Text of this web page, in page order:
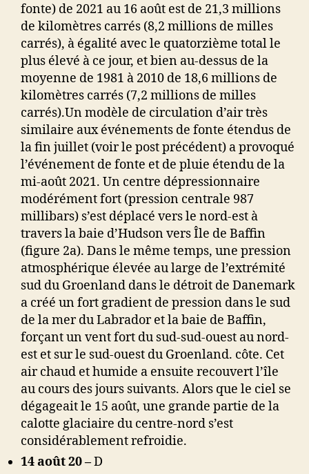
fonte) de 2021 au 16 août est de 21,3 millions
de kilomètres carrés (8,2 millions de milles
carrés), à égalité avec le quatorzième total le
plus élevé à ce jour, et bien au-dessus de la
moyenne de 1981 à 2010 de 18,6 millions de
kilomètres carrés (7,2 millions de milles
carrés).Un modèle de circulation d’air très
similaire aux événements de fonte étendus de
la fin juillet (voir le post précédent) a provoqué
l’événement de fonte et de pluie étendu de la
mi-août 2021. Un centre dépressionnaire
modérément fort (pression centrale 987
millibars) s’est déplacé vers le nord-est à
travers la baie d’Hudson vers Île de Baffin
(figure 2a). Dans le même temps, une pression
atmosphérique élevée au large de l’extrémité
sud du Groenland dans le détroit de Danemark
a créé un fort gradient de pression dans le sud
de la mer du Labrador et la baie de Baffin,
forçant un vent fort du sud-sud-ouest au nord-
est et sur le sud-ouest du Groenland. côte. Cet
air chaud et humide a ensuite recouvert l’île
au cours des jours suivants. Alors que le ciel se
dégageait le 15 août, une grande partie de la
calotte glaciaire du centre-nord s’est
considérablement refroidie.
14 août 20 –D